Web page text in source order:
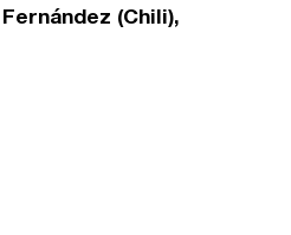
(Chili),